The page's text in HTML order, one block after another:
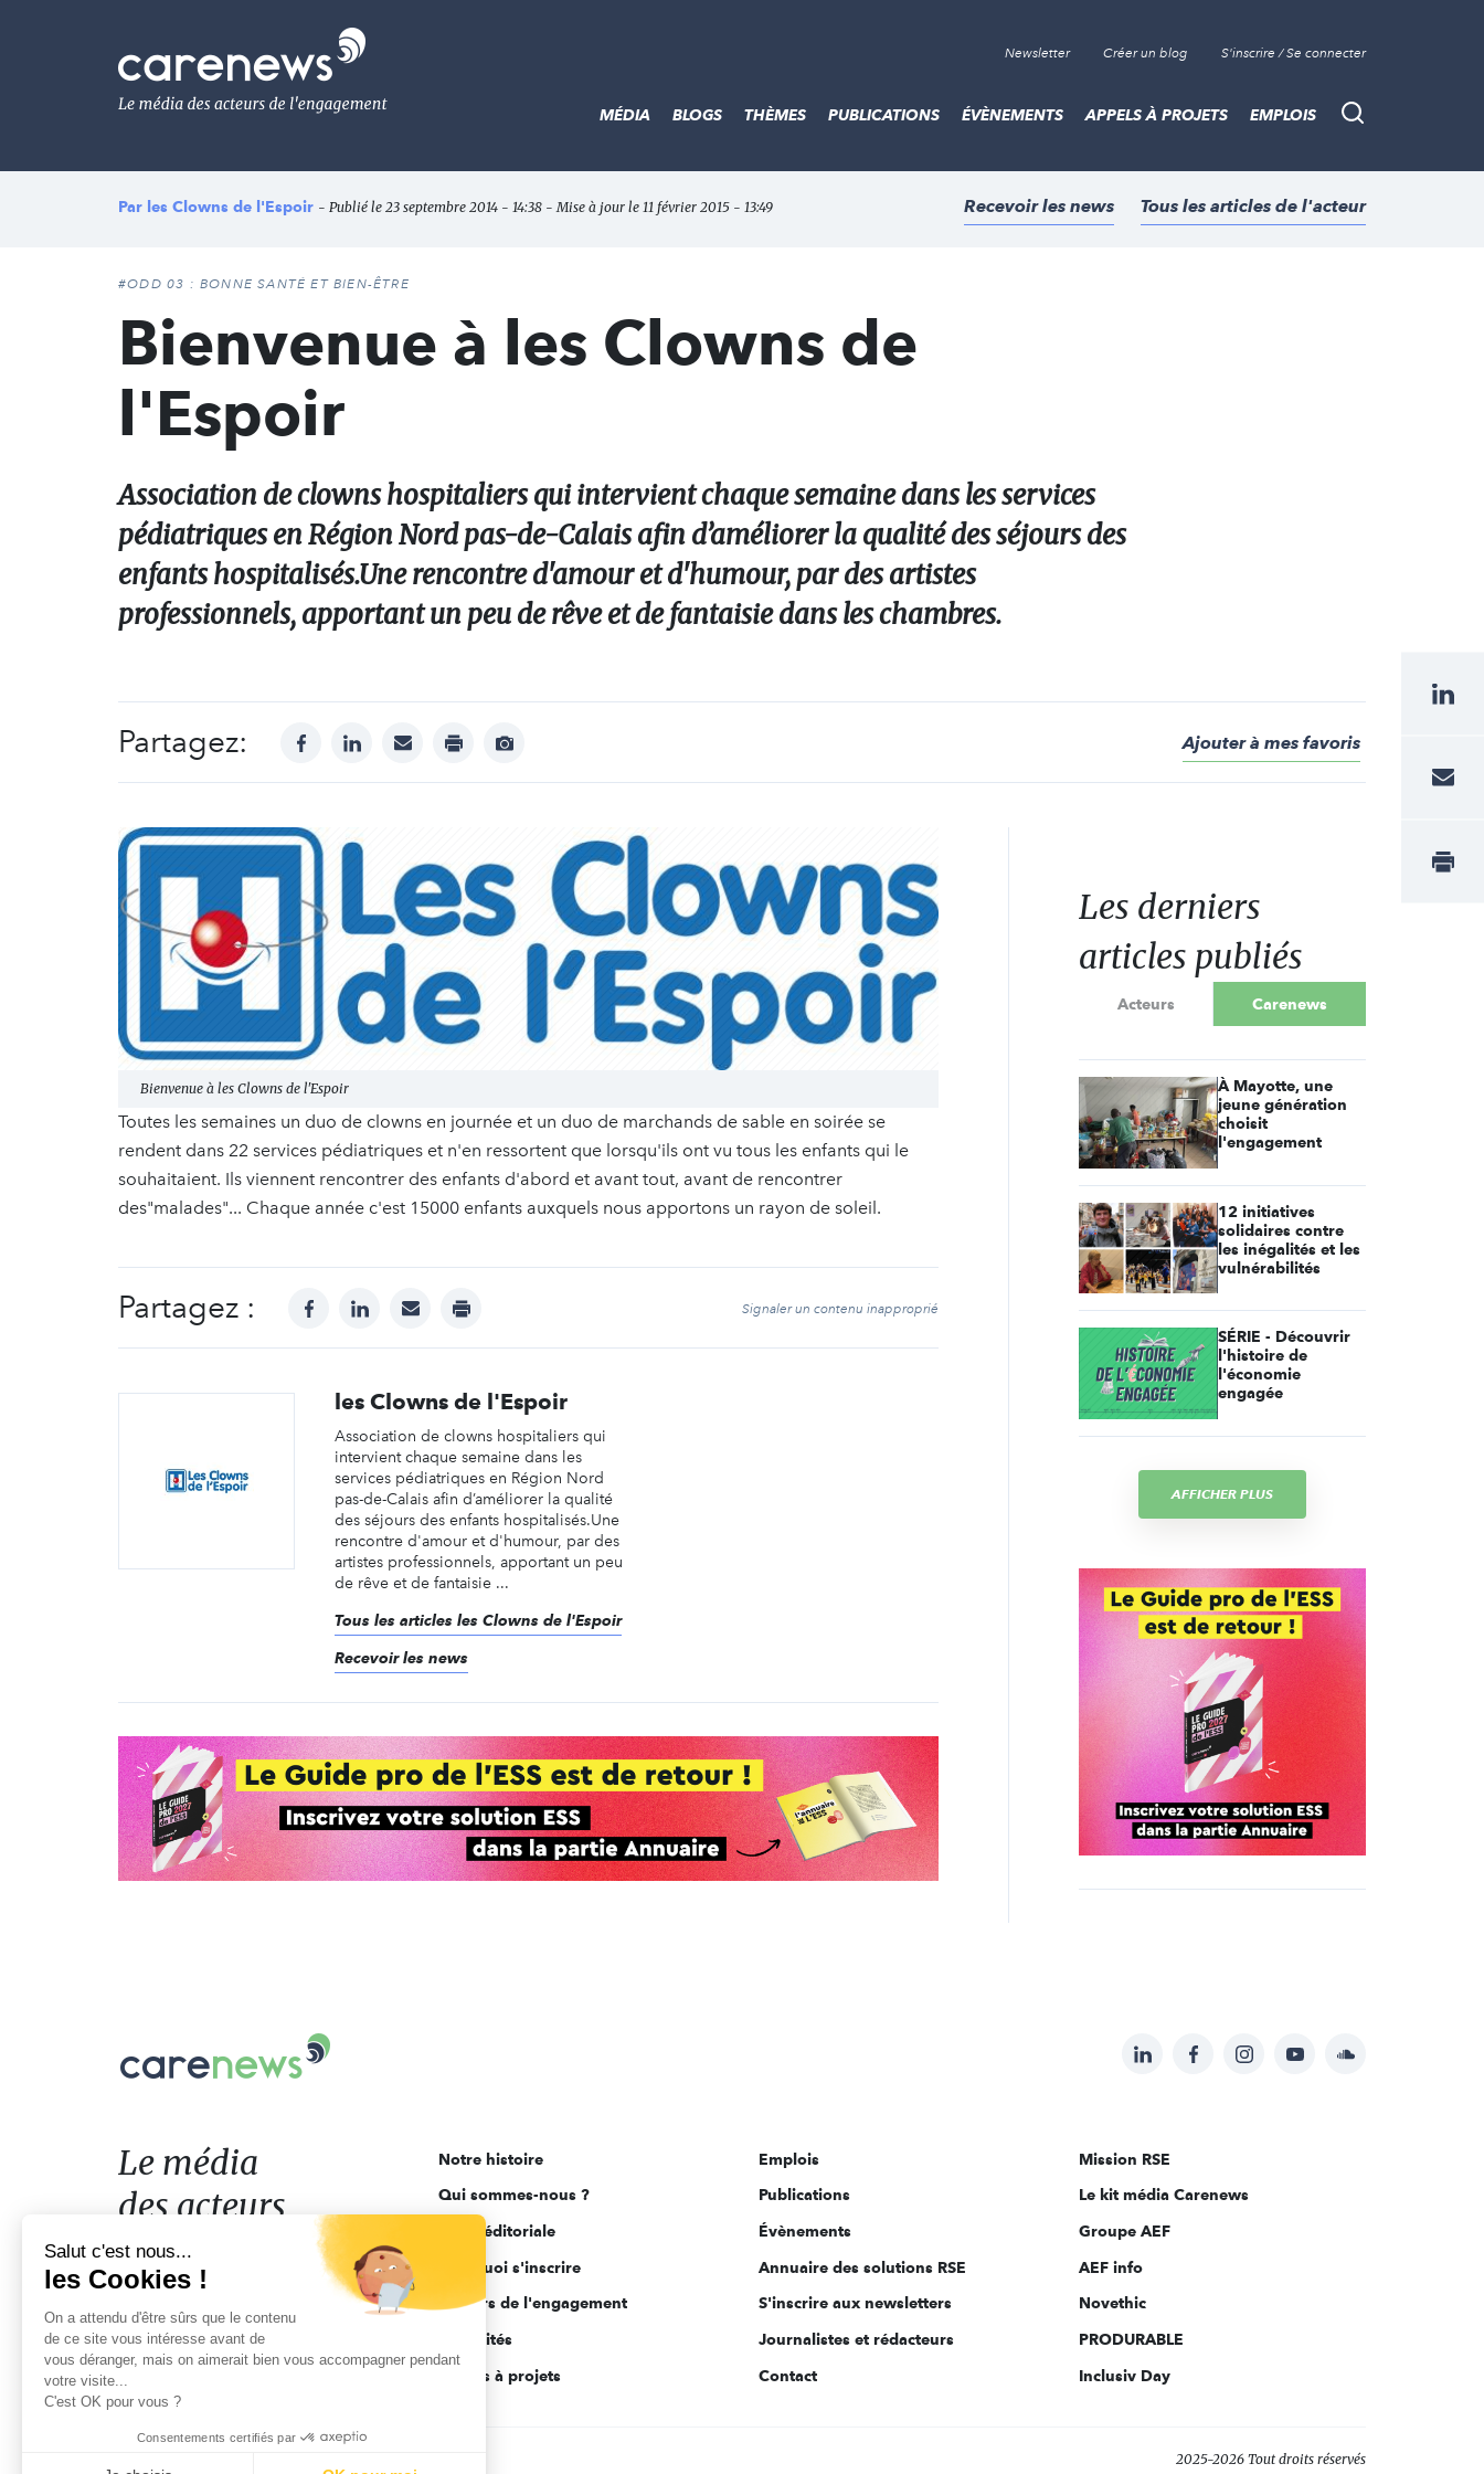
Le
média
de
l'engagement
Newsletter Créer un blog S'inscrire / Se connecter
Recherche
MÉDIA BLOGS THÈMES PUBLICATIONS ÉVÈNEMENTS APPELS À PROJETS EMPLOIS
Par les Clowns de l'Espoir - Publié le 23 septembre 2014 - 14:38 - Mise à jour le 11 février 2015 - 13:49 Recevoir les news Tous les articles de l'acteur
#ODD 03 : BONNE SANTÉ ET BIEN-ÊTRE
Bienvenue à les Clowns de
l'Espoir
Association de clowns hospitaliers qui intervient chaque semaine dans les services
pédiatriques en Région Nord pas-de-Calais afin d’améliorer la qualité des séjours des
enfants hospitalisés.Une rencontre d'amour et d'humour, par des artistes
professionnels, apportant un peu de rêve et de fantaisie dans les chambres.
Partagez: facebooklinkedinmail print
Afficher
Ajouter à mes favoris
Bienvenue à les Clowns de l'Espoir
Toutes les semaines un duo de clowns en journée et un duo de marchands de sable en soirée se
rendent dans 22 services pédiatriques et n'en ressortent que lorsqu'ils ont vu tous les enfants qui le
souhaitaient. Ils viennent rencontrer des enfants d'abord et avant tout, avant de rencontrer
des"malades"... Chaque année c'est 15000 enfants auxquels nous apportons un rayon de soleil.
Partagez : facebooklinkedinmail print Signaler un contenu inapproprié
les Clowns de l'Espoir
Association de clowns hospitaliers qui
intervient chaque semaine dans les
services pédiatriques en Région Nord
pas-de-Calais afin d’améliorer la qualité
des séjours des enfants hospitalisés.Une
rencontre d'amour et d'humour, par des
artistes professionnels, apportant un peu
de rêve et de fantaisie ...
Tous les articles les Clowns de l'Espoir
Recevoir les news
Les derniers
articles publiés
Acteurs Carenews
À Mayotte, une
jeune génération
choisit
l'engagement
12 initiatives
solidaires contre
les inégalités et les
vulnérabilités
SÉRIE - Découvrir
l'histoire de
l'économie
engagée
AFFICHER PLUS
Suivez-
sur:
LinkedInFacebookInstagramYouTubeSoundcloud
Le
acteurs
de
l'engagement
Le média
des acteurs
de l'engagement
Notre histoire
Qui sommes-nous ?
Ligne éditoriale
Pourquoi s'inscrire
Acteurs de l'engagement
Actualités
Appels à projets
Emplois
Publications
Évènements
Annuaire des solutions RSE
S'inscrire aux newsletters
Journalistes et rédacteurs
Contact
Mission RSE
Le kit média Carenews
Groupe AEF
AEF info
Novethic
PRODURABLE
Inclusiv Day
2025-2026 Tout droits réservés
Salut c'est nous...
les Cookies !
On a attendu d'être sûrs que le contenu
de ce site vous intéresse avant de
vous déranger, mais on aimerait bien vous accompagner pendant
votre visite...
C'est OK pour vous ?
Consentements certifiés par